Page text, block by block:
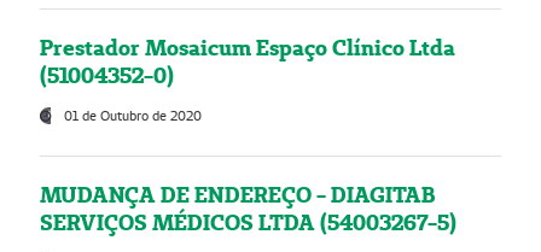
Prestador Mosaicum Espaço Clínico Ltda
(51004352-0)
01 de Outubro de 2020
MUDANÇA DE ENDEREÇO - DIAGITAB
SERVIÇOS MÉDICOS LTDA (54003267-5)